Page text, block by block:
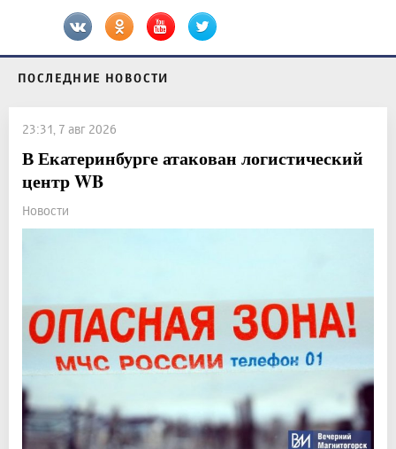
ПОСЛЕДНИЕ НОВОСТИ
23:31, 7 авг 2026
В Екатеринбурге атакован логистический
центр WB
Новости